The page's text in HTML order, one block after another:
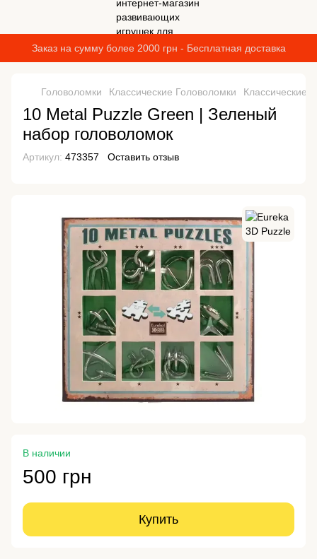
Заказ на сумму более 2000 грн - Бесплатная доставка
Головоломки Классические Головоломки Классические
10 Metal Puzzle Green | Зеленый
набор головоломок
Артикул: 473357 Оставить отзыв
В наличии
500 грн
Купить